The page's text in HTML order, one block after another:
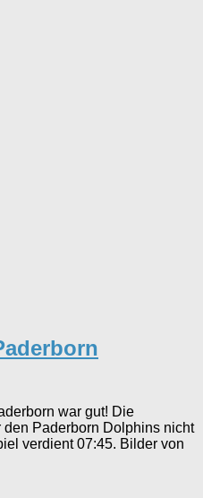
war gut! Die
Paderborn Dolphins nicht
verdient 07:45. Bilder von